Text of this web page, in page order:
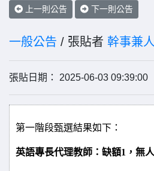
上一則公告 下一則公告
一般公告 / 張貼者 幹事兼
張貼日期： 2025-06-03
第一階段甄選結果如下 ：
英語專長代理教師：缺額1，無